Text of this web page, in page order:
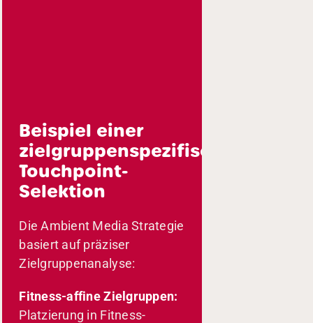
Beispiel einer
zielgruppenspezifischen
Touchpoint-
Selektion
Die Ambient Media Strategie
basiert auf präziser
Zielgruppenanalyse:
Fitness-affine Zielgruppen:
Platzierung in Fitness-